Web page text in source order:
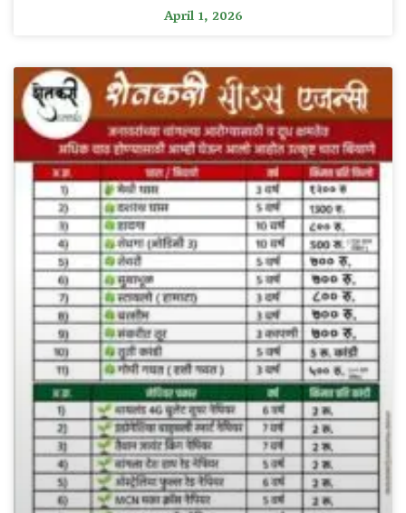
April 1, 2026